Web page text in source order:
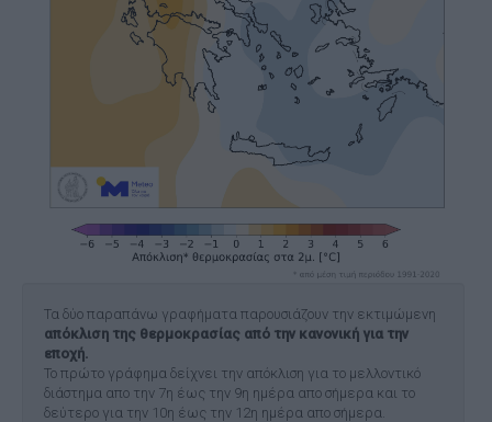
Τα δύο παραπάνω γραφήματα παρουσιάζουν την εκτιμώμενη
απόκλιση της θερμοκρασίας από την κανονική για την
εποχή.
Το πρώτο γράφημα δείχνει την απόκλιση για το μελλοντικό
διάστημα απο την 7η έως την 9η ημέρα απο σήμερα και το
δεύτερο για την 10η έως την 12η ημέρα απο σήμερα.